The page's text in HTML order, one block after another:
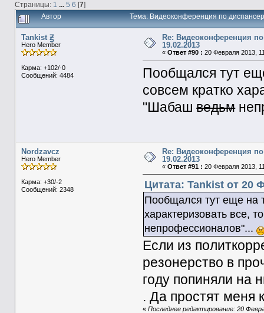
Страницы: 1 ... 5 6 [7]
Автор Тема: Видеоконференция по
Tankist Ꙃ
Hero Member
Карма: +102/-0
Сообщений: 4484
Re: Видеоконференция
19.02.2013
« Ответ #90 : 20 Февраля 2013,
Пообщался тут
совсем кратко
"Шабашведьм
Nordzavcz
Hero Member
Карма: +30/-2
Сообщений: 2348
Re: Видеоконференция
19.02.2013
« Ответ #91 : 20 Февраля 2013,
Цитата: Tankist от 20
Пообщался тут еще на
характеризовать все,
непрофессионалов"...
Если из
резонерство в
году попиняли на
. Да простят меня
«Последнее редактирование: 20